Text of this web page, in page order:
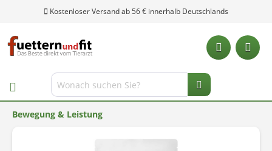
Kostenloser Versand ab 56 € innerhalb Deutschlands
Bewegung & Leistung